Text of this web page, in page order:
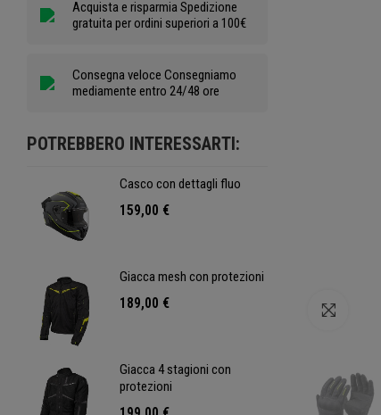
Acquista e risparmia Spedizione
gratuita per ordini superiori a 100€
Consegna veloce Consegniamo
mediamente entro 24/48 ore
POTREBBERO INTERESSARTI:
Casco con dettagli fluo
159,00 €
Giacca mesh con protezioni
189,00 €
Giacca 4 stagioni con
protezioni